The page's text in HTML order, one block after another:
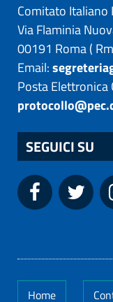
Comitato Italiano
Via Flaminia
00191 Roma( Rm
Email:
Posta Elettronica
SEGUICI SU
Home